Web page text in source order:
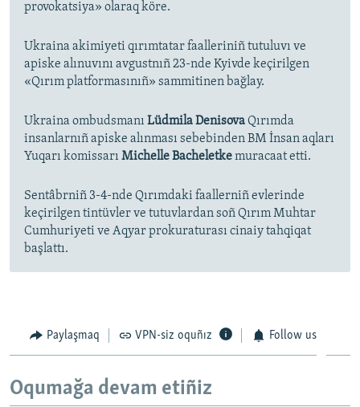
provokatsiya» olaraq köre.
Ukraina akimiyeti qırımtatar faalleriniñ tutuluvı ve
apiske alınuvını avgustnıñ 23-nde Kyivde keçirilgen
«Qırım platformasınıñ» sammitinen bağlay.
Ukraina ombudsmanı Lüdmila DenisovaQırımda
insanlarnıñ apiske alınması sebebinden BM İnsan aqları
Yuqarı komissarı Michelle Bacheletkemuracaat etti.
Sentâbrniñ 3-4-nde Qırımdaki faallerniñ evlerinde
keçirilgen tintüvler ve tutuvlardan soñ Qırım Muhtar
Cumhuriyeti ve Aqyar prokuraturası cinaiy tahqiqat
başlattı.
Paylaşmaq VPN-siz oquñız Follow us
Oqumağa devam etiñiz